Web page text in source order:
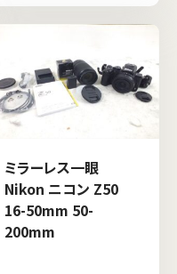
ミラーレス一眼
Nikon ニコン Z50
16-50mm 50-
200mm